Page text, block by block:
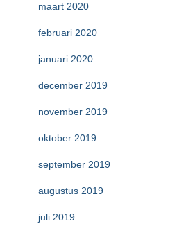
maart 2020
februari 2020
januari 2020
december 2019
november 2019
oktober 2019
september 2019
augustus 2019
juli 2019